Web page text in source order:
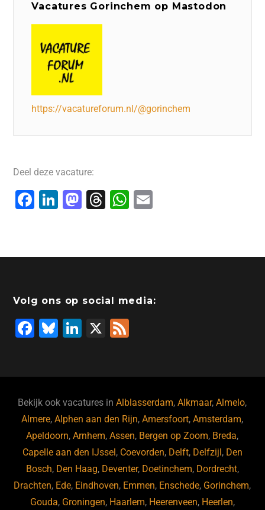
Vacatures Gorinchem op Mastodon
https://vacatureforum.nl/@gorinchem
Deel deze vacature:
F
e
o
o
k
Li
e
n
M
o
o
T
a
s
W
s
p
l
Volg ons op social media:
F
b
o
o
k
Bl
ky
Li
dI
n
X
Bekijk ook vacatures inAlblasserdam,Alkmaar,Almelo,
Almere,Alphen aan den Rijn,Amersfoort,Amsterdam,
Apeldoorn,Arnhem,Assen, Bergen op Zoom, Breda,
Capelle aan den IJssel, Coevorden, Delft, Delfzijl, Den
Bosch, Den Haag, Deventer, Doetinchem, Dordrecht,
Drachten, Ede, Eindhoven, Emmen, Enschede, Gorinchem,
Gouda, Groningen, Haarlem, Heerenveen, Heerlen,